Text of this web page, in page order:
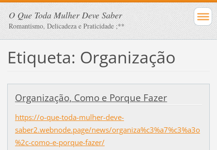
O Que Toda Mulher Deve Saber
Romantismo, Delicadeza e Praticidade ;**
Etiqueta: Organização
Organização, Como e Porque Fazer
https://o-que-toda-mulher-deve-
saber2.webnode.page/news/organiza%c3%a7%c3%a3o
%2c-como-e-porque-fazer/